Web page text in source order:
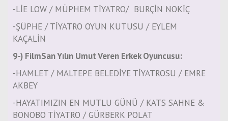
-LİE LOW / MÜPHEM TİYATRO/ BURÇİN NOKİÇ
-ŞÜPHE / TİYATRO OYUN KUTUSU / EYLEM
KAÇALİN
9-) FilmSan Yılın Umut Veren Erkek Oyuncusu:
-HAMLET / MALTEPE BELEDİYE TİYATROSU / EMRE
AKBEY
-HAYATIMIZIN EN MUTLU GÜNÜ / KATS SAHNE &
BONOBO TİYATRO / GÜRBERK POLAT